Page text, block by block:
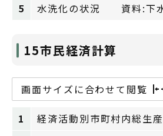
5
水洗化の状況 資料:下
15市民経済計算
画面サイズに合わせて閲覧
1
経済活動別市町村内総